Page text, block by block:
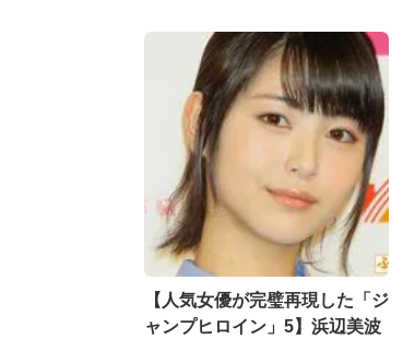
【人気女優が完璧再現した「ジ
ャンプヒロイン」5】浜辺美波